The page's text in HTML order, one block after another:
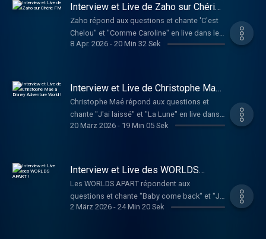
Interview et Live de Zaho sur Chérie
FM
Zaho répond aux questions et chante 'C'est
Chelou" et "Comme Caroline" en live dans le
Réveil Chérie.
8 Apr. 2026- 20 Min 32 Sek
Interview et Live de Christophe Maé
à Disney Adventure World !
Christophe Maé répond aux questions et
chante "J'ai laissé" et "La Lune" en live dans
le Réveil Chérie.
20 März 2026- 19 Min 05 Sek
Interview et Live des WORLDS
APART !
Les WORLDS APART répondent aux
questions et chante "Baby come back" et "Je
te donne" en live dans le Réveil Chérie.
2 März 2026- 24 Min 20 Sek